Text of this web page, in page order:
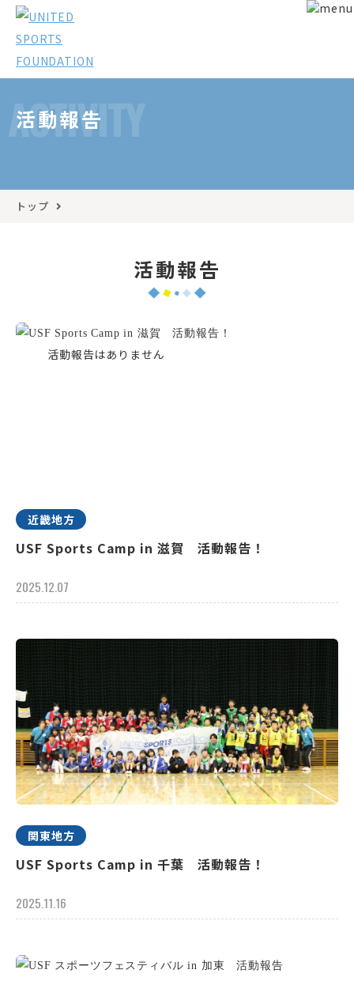
ACTIVITY
活動報告
トップ
活動報告
近畿地方
USF Sports Camp in 滋賀 活動報告！
2025.12.07
関東地方
USF Sports Camp in 千葉 活動報告！
2025.11.16